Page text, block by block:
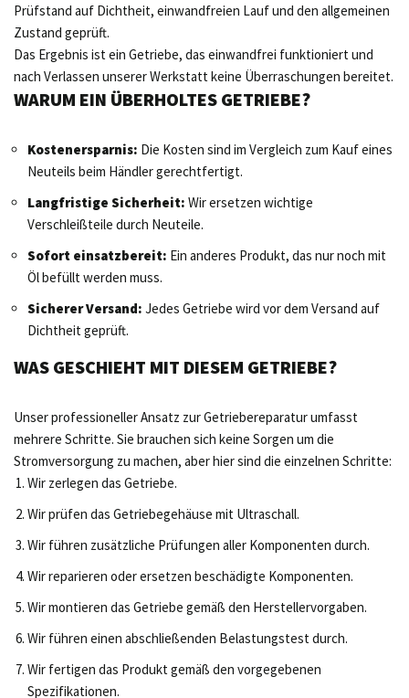
Prüfstand auf Dichtheit, einwandfreien Lauf und den allgemeinen
Zustand geprüft.
Das Ergebnis ist ein Getriebe, das einwandfrei funktioniert und
nach Verlassen unserer Werkstatt keine Überraschungen bereitet.
WARUM EIN ÜBERHOLTES GETRIEBE?
Kostenersparnis: Die Kosten sind im Vergleich zum Kauf eines
Neuteils beim Händler gerechtfertigt.
Langfristige Sicherheit: Wir ersetzen wichtige
Verschleißteile durch Neuteile.
Sofort einsatzbereit: Ein anderes Produkt, das nur noch mit
Öl befüllt werden muss.
Sicherer Versand: Jedes Getriebe wird vor dem Versand auf
Dichtheit geprüft.
WAS GESCHIEHT MIT DIESEM GETRIEBE?
Unser professioneller Ansatz zur Getriebereparatur umfasst
mehrere Schritte. Sie brauchen sich keine Sorgen um die
Stromversorgung zu machen, aber hier sind die einzelnen Schritte:
Wir zerlegen das Getriebe.
Wir prüfen das Getriebegehäuse mit Ultraschall.
Wir führen zusätzliche Prüfungen aller Komponenten durch.
Wir reparieren oder ersetzen beschädigte Komponenten.
Wir montieren das Getriebe gemäß den Herstellervorgaben.
Wir führen einen abschließenden Belastungstest durch.
Wir fertigen das Produkt gemäß den vorgegebenen
Spezifikationen.